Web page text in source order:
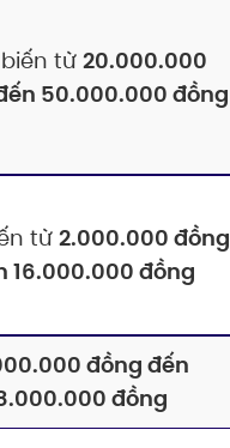
từ20.000.000
50.000.000 đồng
từ2.000.000 đồng
16.000.000 đồng
đồng đến
đồng